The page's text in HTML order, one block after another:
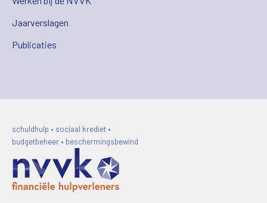
Jaarverslagen
Publicaties
schuldhulp • sociaal krediet •
budgetbeheer • beschermingsbewind